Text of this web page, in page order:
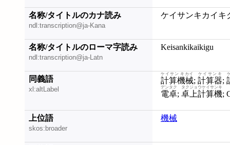
名称/タイトルのカナ読み
ndl:transcription@ja-Kana
ケイサンキカイキ
名称/タイトルのローマ字読み
ndl:transcription@ja-Latn
Keisankikaikigu
同義語
xl:altLabel
計算機械
ケイサン キカイ
; 計算器
ケイサンキ
;
電卓
デンタク
; 卓上計算機
タクジョウケイサンキ
;
上位語
skos:broader
機械